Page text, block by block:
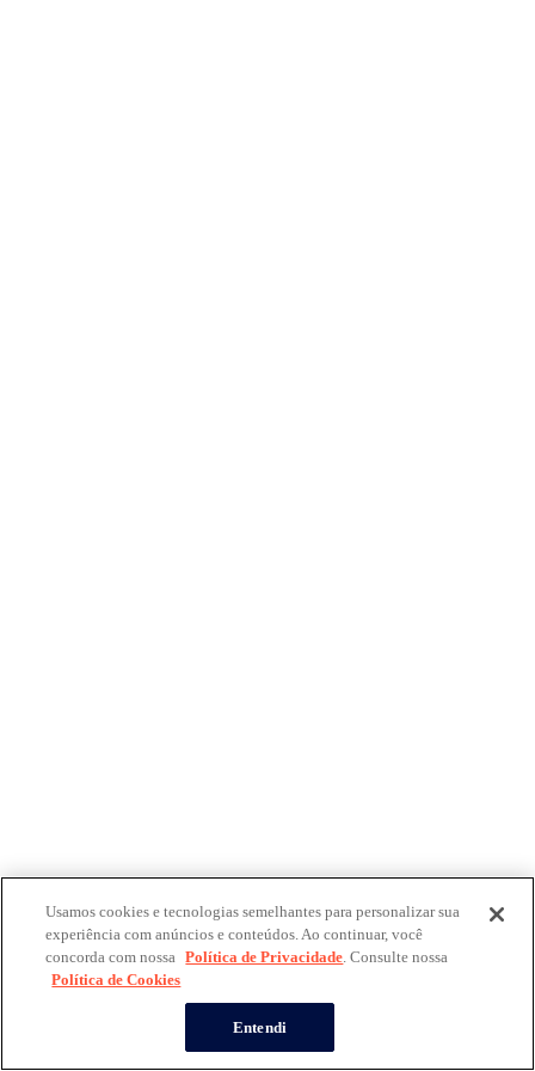
Usamos cookies e tecnologias semelhantes para personalizar sua
experiência com anúncios e conteúdos. Ao continuar, você
concorda com nossa Política de Privacidade. Consulte nossa
Política de Cookies
Entendi